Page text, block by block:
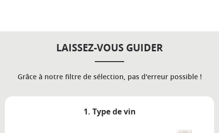
LAISSEZ-VOUS GUIDER
Grâce à notre filtre de sélection, pas d'erreur possible !
1. Type de vin